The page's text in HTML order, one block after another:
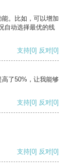
。比如，可以增加
自动选择最优的线
支持[0] 反对[0]
了50%，让我能够
支持[0] 反对[0]
支持[0] 反对[0]